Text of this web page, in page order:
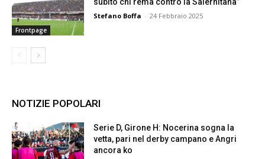
Frontpage
Stefano Boffa - 24 Febbraio 2025
NOTIZIE POPOLARI
Serie D, Girone H: Nocerina sogna la
vetta, pari nel derby campano e Angri
ancora ko